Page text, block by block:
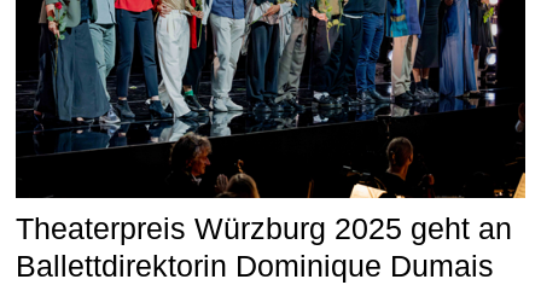
Theaterpreis Würzburg 2025 geht an
Ballettdirektorin Dominique Dumais